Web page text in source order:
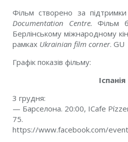
Фільм створено за пі
Documentation Centre. Фільм
Берлінському міжнародному кі
рамках Ukrainian film corner. GU
Графік показів фільму:
Іспанія
3 грудня:
— Барселона. 20:00, ICafe Pí
75.
https://www.facebook.com/